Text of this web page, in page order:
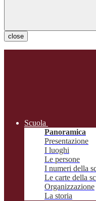
close
Scuola
Panoramica
Presentazione
I luoghi
Le persone
I numeri della
Le carte della
Organizzazione
La storia